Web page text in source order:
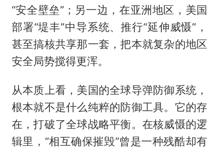
“安全壁垒”；另一边，在亚洲地区，美国
部署“堤丰”中导系统、推行“延伸威慑”，
甚至搞核共享那一套，把本就复杂的地区
安全局势搅得更浑。
从本质上看，美国的全球导弹防御系统，
根本就不是什么纯粹的防御工具。它的存
在，打破了全球战略平衡。在核威慑的逻
辑里，“相互确保摧毁”曾是一种残酷却有